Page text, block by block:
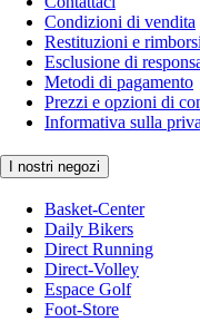
Condizioni di vendita
Restituzioni e rimborsi
Esclusione di
Metodi di pagamento
Prezzi e opzioni di
Informativa sulla
I nostri negozi
Basket-Center
Daily Bikers
Direct Running
Direct-Volley
Espace Golf
Foot-Store